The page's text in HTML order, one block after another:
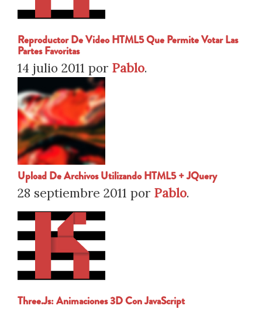
Reproductor De Video HTML5 Que Permite Votar Las
Partes Favoritas
14 julio 2011 por Pablo.
Upload De Archivos Utilizando HTML5 + JQuery
28 septiembre 2011 por Pablo.
Three.js: Animaciones 3D Con JavaScript